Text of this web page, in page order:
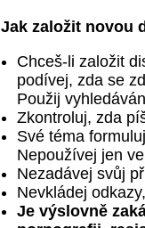
Jak založit novou
Chceš-li založit
podívej, zda se
Použij
Zkontroluj, zda
Své téma
Nepoužívej jen
Nezadávej svůj
Nevkládej
Je výslovně